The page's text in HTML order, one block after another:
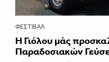
ΦΕΣΤΙΒΑΛ
Η Γιόλου μάς
Παραδοσιακών